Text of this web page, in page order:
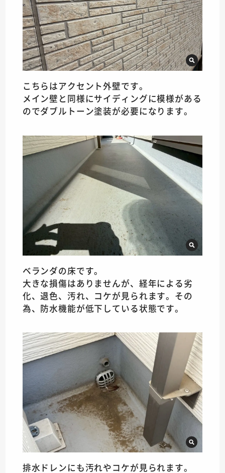
こちらはアクセント外壁です。
メイン壁と同様にサイディングに模様がある
のでダブルトーン塗装が必要になります。
ベランダの床です。
大きな損傷はありませんが、経年による劣
化、退色、汚れ、コケが見られます。その
為、防水機能が低下している状態です。
排水ドレンにも汚れやコケが見られます。